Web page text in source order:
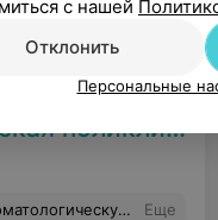
№1
вызывала меня 6 раз, а затем порвала талон. Мало того что у меня украли 2 часа времени, так меня ещё и глухой обозвали. Еще
с нашей
Отклонить
Персональные